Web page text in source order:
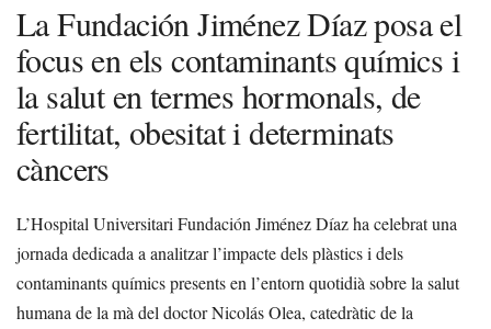
La Fundación Jiménez Díaz posa el
focus en els contaminants químics i
la salut en termes hormonals, de
fertilitat, obesitat i determinats
càncers
L’Hospital Universitari Fundación Jiménez Díaz ha celebrat una
jornada dedicada a analitzar l’impacte dels plàstics i dels
contaminants químics presents en l’entorn quotidià sobre la salut
humana de la mà del doctor Nicolás Olea, catedràtic de la